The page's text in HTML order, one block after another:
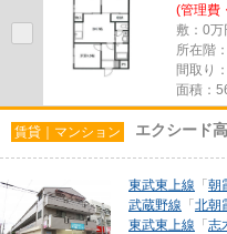
(管理費
敷：0万
所在階
間取り
面積：
賃貸｜マンション エクシード
東武東上線 「 朝
武蔵野線 「 北朝
東武東上線 「 志